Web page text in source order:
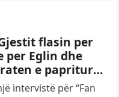
flasin per
per Eglin dhe
e papritur
e saje: I
intervistë për “Fan